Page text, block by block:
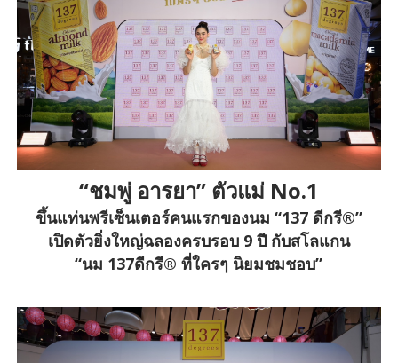
“ชมพู่ อารยา” ตัวแม่ No.1
ขึ้นแท่นพรีเซ็นเตอร์คนแรกของนม “137 ดีกรี®”
เปิดตัวยิ่งใหญ่ฉลองครบรอบ 9 ปี กับสโลแกน
“นม 137ดีกรี® ที่ใครๆ นิยมชมชอบ”